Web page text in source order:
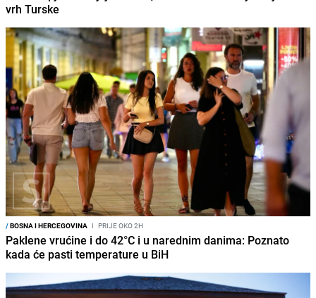
vrh Turske
/BOSNA I HERCEGOVINA I PRIJE OKO 2H
Paklene vrućine i do 42°C i u narednim danima: Poznato
kada će pasti temperature u BiH